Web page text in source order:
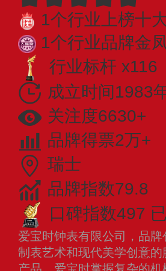
1个行业上榜十
1个行业品牌金
行业标杆 x116
成立时间1983
关注度6630+
品牌得票2万+
瑞士
品牌指数79.8
口碑指数497
爱宝时钟表有限公司，品
制表艺术和现代美学创意